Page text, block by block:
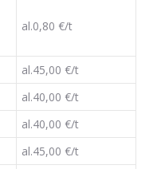
al.0,80 €/t
al.45,00 €/t
al.40,00 €/t
al.40,00 €/t
al.45,00 €/t